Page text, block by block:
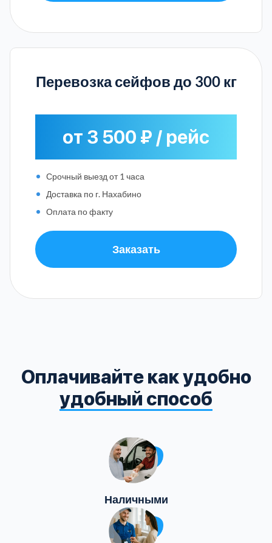
Перевозка сейфов до 300 кг
от 3 500 ₽ / рейс
Срочный выезд от 1 часа
Доставка по г. Нахабино
Оплата по факту
Заказать
Оплачивайте как удобно
удобный способ
Наличными